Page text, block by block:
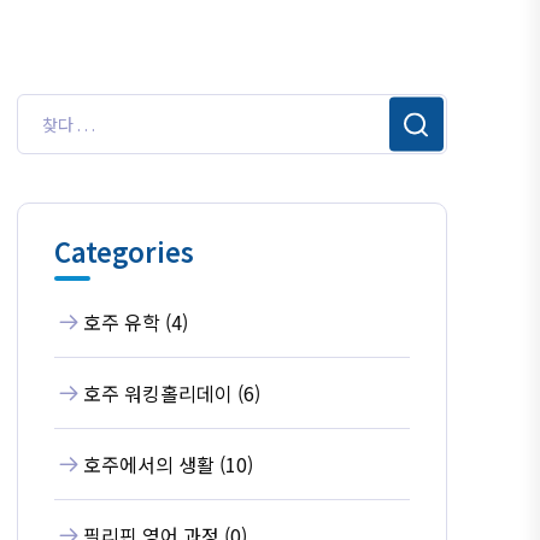
Categories
호주 유학 (4)
호주 워킹홀리데이 (6)
호주에서의 생활 (10)